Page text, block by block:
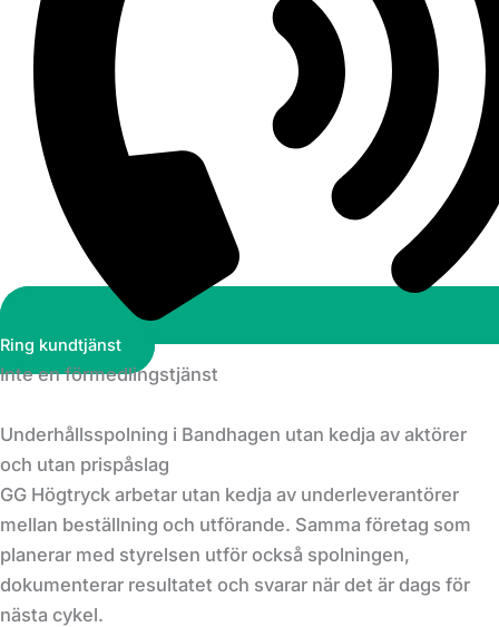
Ring kundtjänst
Inte en förmedlingstjänst
Underhållsspolning i Bandhagen utan kedja av aktörer
och utan prispåslag
GG Högtryck arbetar utan kedja av underleverantörer
mellan beställning och utförande. Samma företag som
planerar med styrelsen utför också spolningen,
dokumenterar resultatet och svarar när det är dags för
nästa cykel.